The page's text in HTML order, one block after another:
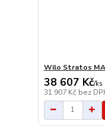
Wilo Stratos
38 607 Kč/ks
31 907 Kč bez